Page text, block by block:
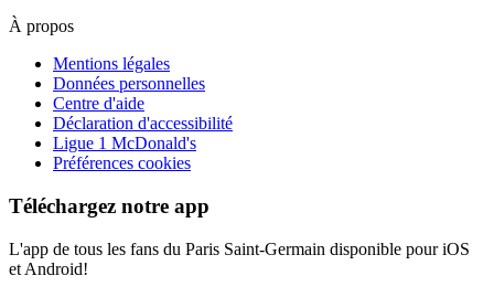
À propos
Mentions légales
Données personnelles
Centre d'aide
Déclaration d'accessibilité
Ligue 1 McDonald's
Préférences cookies
Téléchargez notre app
L'app de tous les fans du Paris Saint-Germain disponible pour iOS
et Android!